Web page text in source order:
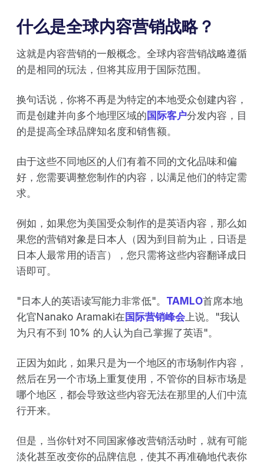
什么是全球内容营销战略？
这就是内容营销的一般概念。全球内容营销战略遵循
的是相同的玩法，但将其应用于国际范围。
换句话说，你将不再是为特定的本地受众创建内容，
而是创建并向多个地理区域的 国际客户分发内容，目
的是提高全球品牌知名度和销售额。
由于这些不同地区的人们有着不同的文化品味和偏
好，您需要调整您制作的内容，以满足他们的特定需
求。
例如，如果您为美国受众制作的是英语内容，那么如
果您的营销对象是日本人（因为到目前为止，日语是
日本人最常用的语言），您只需将这些内容翻译成日
语即可。
"日本人的英语读写能力非常低"。 TAMLO首席本地
化官Nanako Aramaki在 国际营销峰会 上说。"我认
为只有不到 10% 的人认为自己掌握了英语"。
正因为如此，如果只是为一个地区的市场制作内容，
然后在另一个市场上重复使用，不管你的目标市场是
哪个地区，都会导致这些内容无法在那里的人们中流
行开来。
但是，当你针对不同国家修改营销活动时，就有可能
淡化甚至改变你的品牌信息，使其不再准确地代表你